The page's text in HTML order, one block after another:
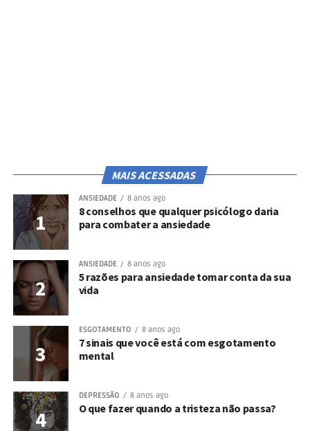
MAIS ACESSADAS
ANSIEDADE 8 anos ago
8 conselhos que qualquer psicólogo daria
para combater a ansiedade
ANSIEDADE 8 anos ago
5 razões para ansiedade tomar conta da sua
vida
ESGOTAMENTO 8 anos ago
7 sinais que você está com esgotamento
mental
DEPRESSÃO 8 anos ago
O que fazer quando a tristeza não passa?